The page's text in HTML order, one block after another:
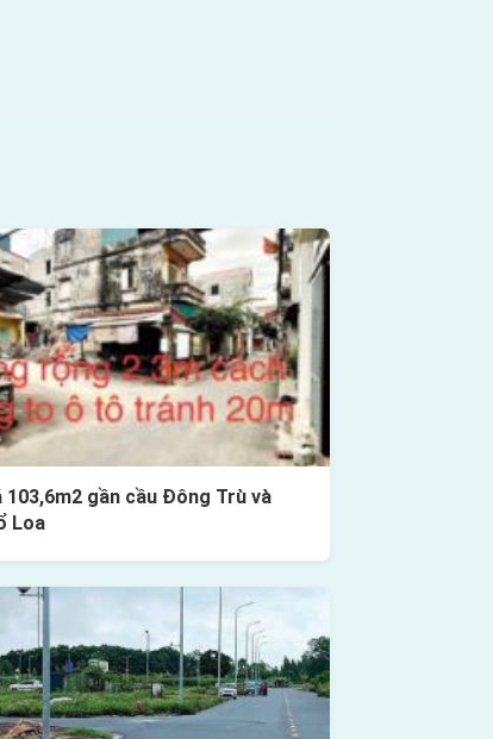
103,6m2 gần cầu Đông Trù và
Loa